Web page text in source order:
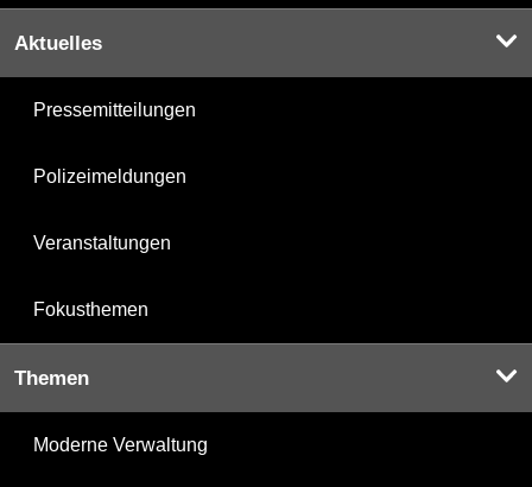
Aktuelles
Pressemitteilungen
Polizeimeldungen
Veranstaltungen
Fokusthemen
Themen
Moderne Verwaltung